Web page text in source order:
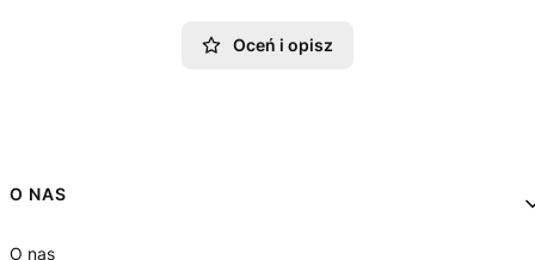
Oceń i opisz
Linki w stopce
O NAS
O nas